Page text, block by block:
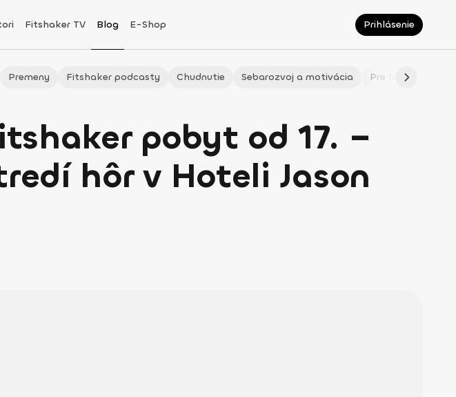
Fitshaker TV Blog E-Shop Prihlásenie
Premeny Fitshaker podcasty Chudnutie Sebarozvoj a motivácia Pre fitmaminky
pobyt od 17. –
hôr v Hoteli Jason